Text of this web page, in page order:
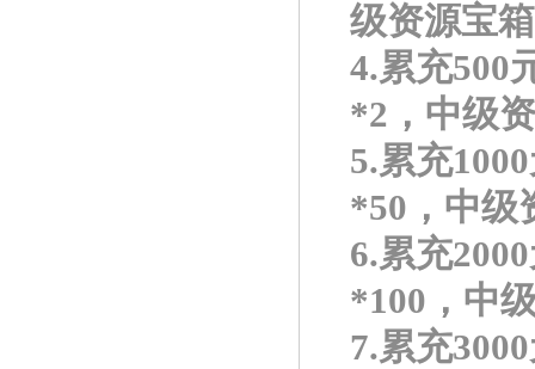
级资源宝
4.累充500
*2，中级
5.累充
*50，中级
6.累充
*100，中
7.累充